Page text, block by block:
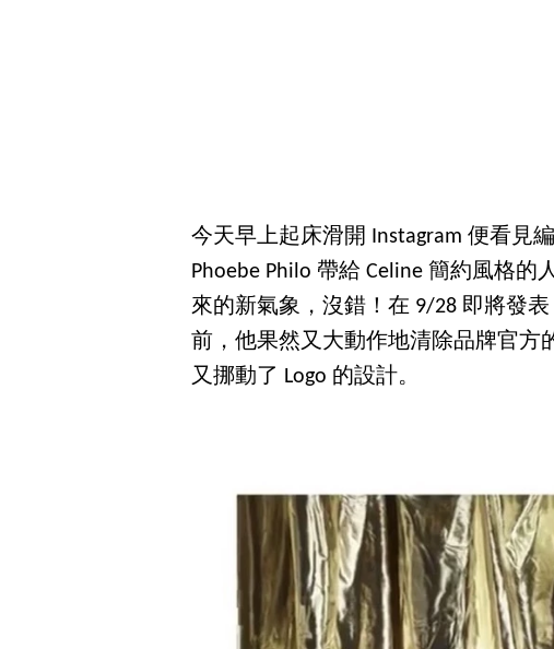
今天早上起床滑開 Instagram 便看見
Phoebe Philo 帶給 Celine 簡約風格的
來的新氣象，沒錯！在 9/28 即將發
前，他果然又大動作地清除品牌官方
又挪動了 Logo 的設計。